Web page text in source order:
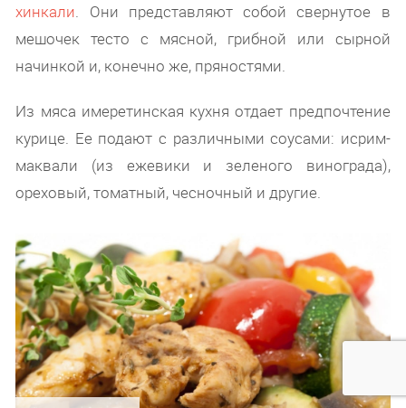
хинкали. Они представляют собой свернутое в
мешочек тесто с мясной, грибной или сырной
начинкой и, конечно же, пряностями.
Из мяса имеретинская кухня отдает предпочтение
курице. Ее подают с различными соусами: исрим-
маквали (из ежевики и зеленого винограда),
ореховый, томатный, чесночный и другие.